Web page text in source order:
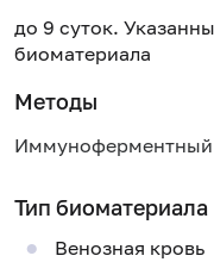
до 9 суток.
биоматериала
Методы
Тип биоматериала
Венозная кровь